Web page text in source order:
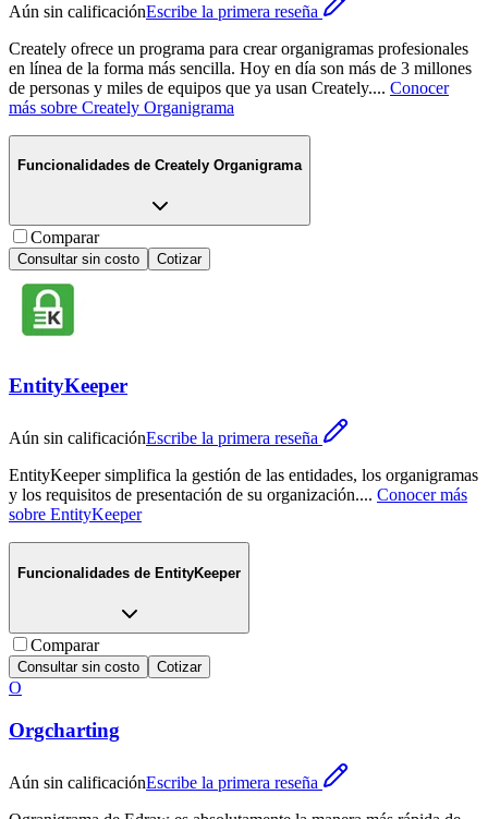
Aún sin calificaciónEscribe la primera reseña
Creately ofrece un programa para crear organigramas profesionales
en línea de la forma más sencilla. Hoy en día son más de 3 millones
de personas y miles de equipos que ya usan Creately.... Conocer
más sobre Creately Organigrama
Funcionalidades de Creately Organigrama
Comparar
Consultar sin costo Cotizar
EntityKeeper
Aún sin calificaciónEscribe la primera reseña
EntityKeeper simplifica la gestión de las entidades, los organigramas
y los requisitos de presentación de su organización.... Conocer más
sobre EntityKeeper
Funcionalidades de EntityKeeper
Comparar
Consultar sin costo Cotizar
O
Orgcharting
Aún sin calificaciónEscribe la primera reseña